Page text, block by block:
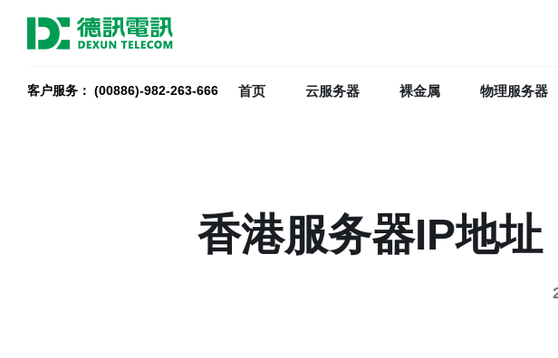
客户服务： (00886)-982-263-666 首页 云服务器 裸金属 物理服务器
香港服务器IP地